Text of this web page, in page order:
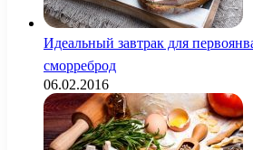
Идеальный завтрак для
сморреброд
06.02.2016